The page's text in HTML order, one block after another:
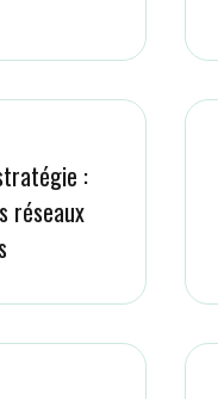
:
réseaux